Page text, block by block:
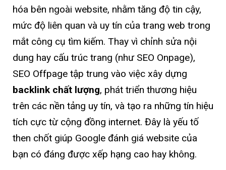
hóa bên ngoài website, nhằm tăng độ tin cậy,
mức độ liên quan và uy tín của trang web trong
mắt công cụ tìm kiếm. Thay vì chỉnh sửa nội
dung hay cấu trúc trang (như SEO Onpage),
SEO Offpage tập trung vào việc xây dựng
backlink chất lượng, phát triển thương hiệu
trên các nền tảng uy tín, và tạo ra những tín hiệu
tích cực từ cộng đồng internet. Đây là yếu tố
then chốt giúp Google đánh giá website của
bạn có đáng được xếp hạng cao hay không.